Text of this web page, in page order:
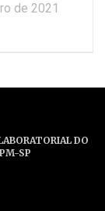
de 2021
DO
SP